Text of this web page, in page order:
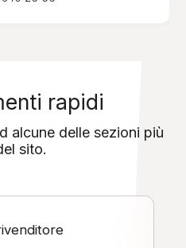
rapidi
alcune delle sezioni più
sito.